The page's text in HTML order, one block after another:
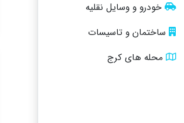
خودرو و وسایل نقلیه
ساختمان و تاسیسات
محله های کرج